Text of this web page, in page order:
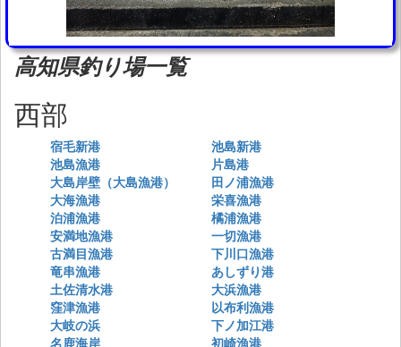
高知県釣り場一覧
西部
宿毛新港
池島新港
池島漁港
片島港
大島岸壁（大島漁港）
田ノ浦漁港
大海漁港
栄喜漁港
泊浦漁港
橘浦漁港
安満地漁港
一切漁港
古満目漁港
下川口漁港
竜串漁港
あしずり港
土佐清水港
大浜漁港
窪津漁港
以布利漁港
大岐の浜
下ノ加江港
名鹿海岸
初崎漁港